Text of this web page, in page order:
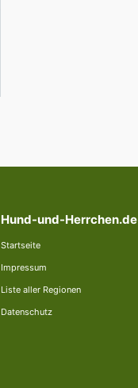
Hund-und-Herrchen.de
Startseite
Impressum
Liste aller Regionen
Datenschutz